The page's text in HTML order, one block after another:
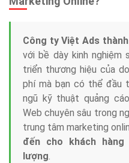
Công ty Việt Ads
với bề dày kinh
triển thương hiệu của
phí mà bạn có thể đầu
ngũ kỹ thuật quảng
Web chuyên sâu trong
trung tâm marketing
đến cho khách
lượng.